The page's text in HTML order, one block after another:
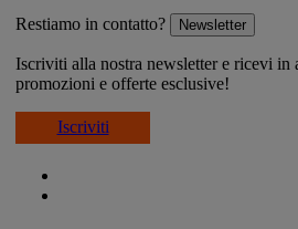
Restiamo in contatto? Newsletter
Iscriviti alla nostra newsletter e ricevi in
promozioni e offerte esclusive!
Iscriviti